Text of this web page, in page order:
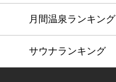
月間温泉ランキング
サウナランキング